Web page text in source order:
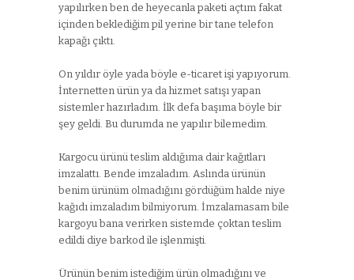
yapılırken ben de heyecanla paketi açtım fakat
içinden beklediğim pil yerine bir tane telefon
kapağı çıktı.
On yıldır öyle yada böyle e-ticaret işi yapıyorum.
İnternetten ürün ya da hizmet satışı yapan
sistemler hazırladım. İlk defa başıma böyle bir
şey geldi. Bu durumda ne yapılır bilemedim.
Kargocu ürünü teslim aldığıma dair kağıtları
imzalattı. Bende imzaladım. Aslında ürünün
benim ürünüm olmadığını gördüğüm halde niye
kağıdı imzaladım bilmiyorum. İmzalamasam bile
kargoyu bana verirken sistemde çoktan teslim
edildi diye barkod ile işlenmişti.
Ürünün benim istediğim ürün olmadığını ve